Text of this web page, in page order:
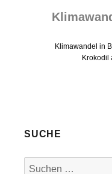
Klimawandel in
Krokodil
SUCHE
Suche